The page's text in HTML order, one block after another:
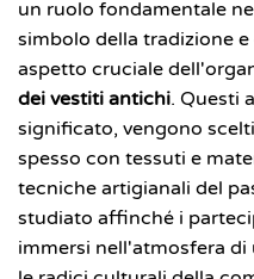
un ruolo fondamentale
simbolo della tradizione
aspetto cruciale
dei vestiti antichi. Questi
significato, vengono
spesso con tessuti e
tecniche artigianali del
studiato affinché i
immersi nell'atmosfera